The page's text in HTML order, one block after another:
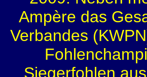
Ampère das
Verbandes
Siegerfohlen